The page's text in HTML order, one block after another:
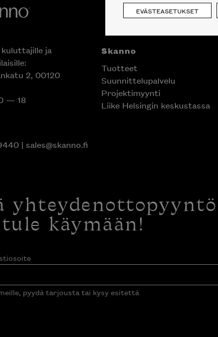
ja
2, 00120
— 18
| sales@skanno.fi
Skanno
Tuotteet
Suunnittelupalvelu
Projektimyynti
Liike Helsingin keskustassa
yhteydenottopyyntö
käymään!
(Pakollinen)
EVÄSTEASETUKSET